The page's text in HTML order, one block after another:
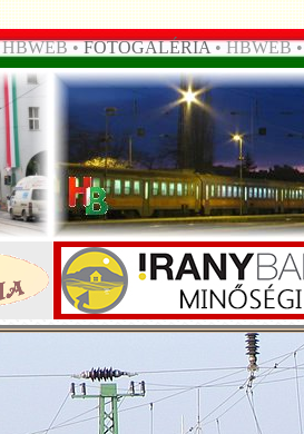
HBWEB •FOTOGALÉRIA• HBWEB